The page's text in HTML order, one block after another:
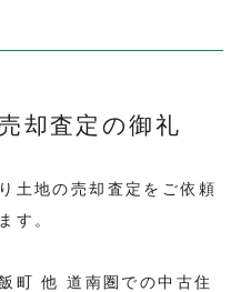
せ
ポリシー
却査定の御礼
土地の売却査定をご依頼
す。
町 他 道南圏での中古住